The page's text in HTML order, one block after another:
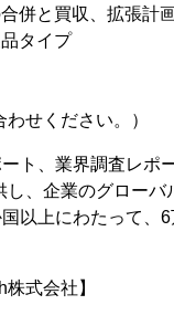
併と買収、拡張計
タイプ
せください。）
ト、業界調査レポ
、企業のグロー
以上にわたって、
式会社】